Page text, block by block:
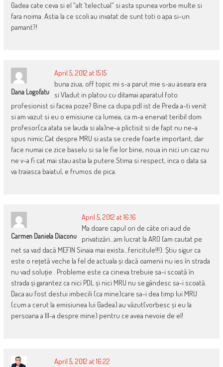
Gadea cate ceva si el “alt ‘telectual” si asta spunea vorbe multe si
fara noima. Astia la ce scoli au invatat de sunt toti o apa si-un
pamant?!
Dana Logofatu
April 5, 2012 at 15:15
buna ziua, off topic mi s-a parut mie s-au aseara era
si Vladut in platou cu ditamai aparatul foto
profesionist si facea poze? Bine ca dupa pdl ist de Preda a-ti venit
si am vazut si eu o emisiune ca lumea, ca m-a enervat teribil dom
profesor(ca atata se lauda si ala)ne-a plictisit si de fapt nu ne-a
spus nimic.Cat despre MRU si asta se crede foarte important, dar
face numai ce zice baselu si sa le fie lor bine, noua in nici un caz nu
ne v-a fi cat mai stau astia la putere.Stima si respect, inca o data sa
va traiasca baiatul, e frumos de pica.
Carmen Daniela Diaconu
April 5, 2012 at 16:16
Ma doare capul ori de câte ori aud de
privatizări…am lucrat la ARO (am cautat pe
net sa vad dacă MEFIN Sinaia mai exista…fericitule!!!). Știu sigur ca
este o rețetă veche la fel de actuala și dacă oamenii nu ies în strada
nu vad soluție . Probleme este ca cineva trebuie sa-i scoată în
strada și garantez ca nici PDL și nici MRU nu se gândesc sa-i scoată.
Daca au fost destui imbecili (ca mine)care sa-i dea timp lui MRU
(cum a cerut la emisiunea lui Gadea) au văzut(vorbesc și eu la
persoana a III-a despre mine) pentru ce avea nevoie de el!
April 5, 2012 at 16:22